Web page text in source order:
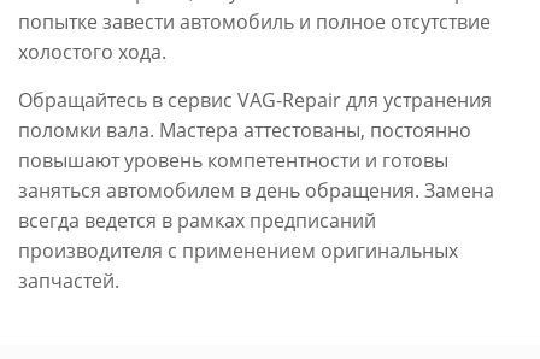
попытке завести автомобиль и полное отсутствие
холостого хода.
Обращайтесь в сервис VAG-Repair для устранения
поломки вала. Мастера аттестованы, постоянно
повышают уровень компетентности и готовы
заняться автомобилем в день обращения. Замена
всегда ведется в рамках предписаний
производителя с применением оригинальных
запчастей.